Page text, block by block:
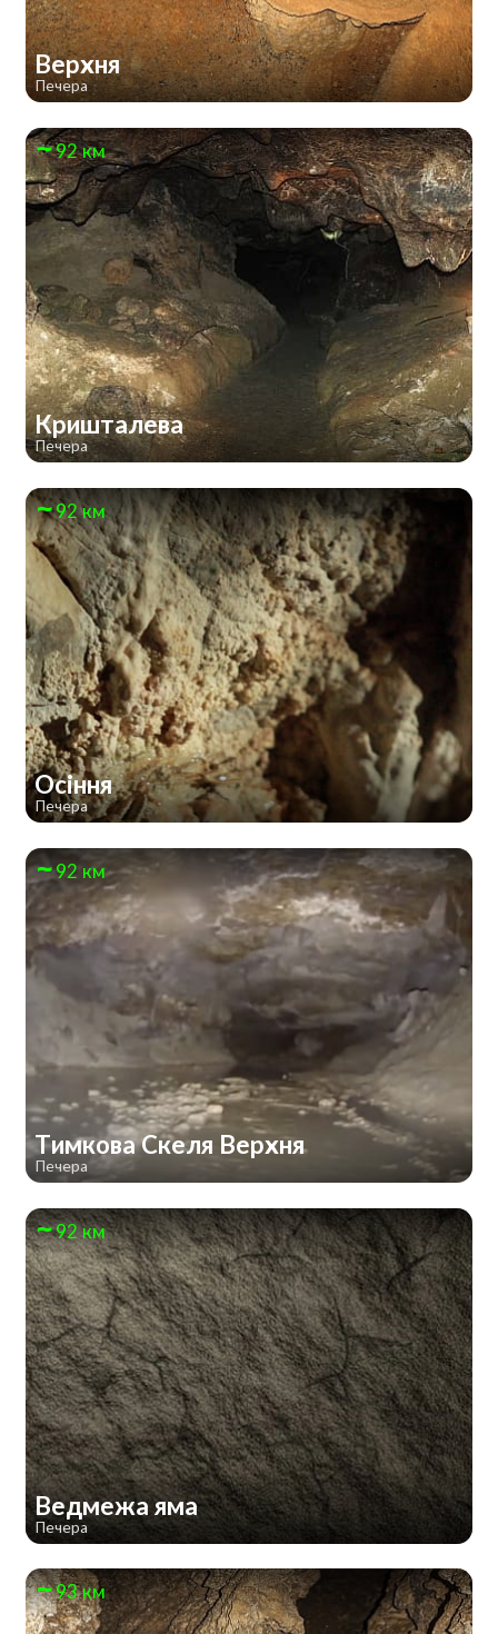
Верхня
Печера
92 км
Кришталева
Печера
92 км
Осіння
Печера
92 км
Тимкова Скеля Верхня
Печера
92 км
Ведмежа яма
Печера
93 км